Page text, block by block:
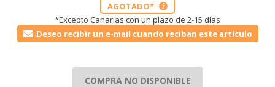
AGOTADO* i
*Excepto Canarias con un plazo de 2-15 días
Deseo recibir un e-mail cuando reciban este artículo
COMPRA NO DISPONIBLE